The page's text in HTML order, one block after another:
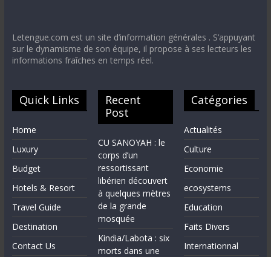
Letengue.com est un site d’information générales . S’appuyant
sur le dynamisme de son équipe, il propose à ses lecteurs les
informations fraîches en temps réel.
Quick Links
Home
Luxury
Budget
Hotels & Resort
Travel Guide
Destination
Contact Us
Recent
Post
CU SANOYAH : le
corps d’un
ressortissant
libérien découvert
à quelques mètres
de la grande
mosquée
Kindia/Labota : six
morts dans une
Catégories
Actualités
Culture
Economie
ecosystems
Education
Faits Divers
Internationnal